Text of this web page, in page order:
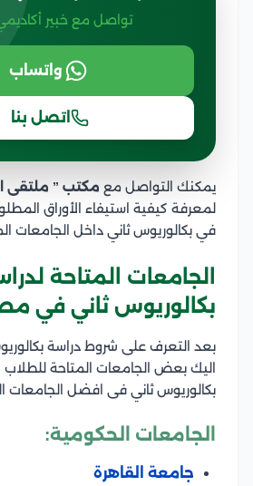
تواصل مع خبير
واتساب
اتصل بنا
يمكنك التواصل مع مكتب ” ملتقى
لمعرفة كيفية استيفاء الأوراق
في بكالوريوس ثاني داخل الجامعات
الجامعات المتاحة
بكالوريوس ثاني في
بعد التعرف على شروط دراسة
اليك بعض الجامعات المتاحة للطلاب
بكالوريوس ثاني فى افضل الجامعات
الجامعات الحكومية:
جامعة القاهرة